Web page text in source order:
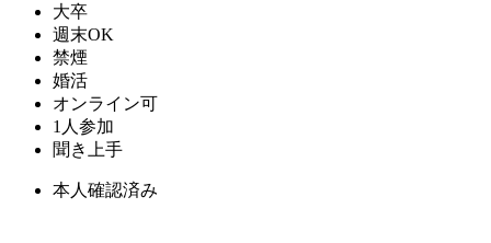
大卒
週末OK
禁煙
婚活
オンライン可
1人参加
聞き上手
本人確認済み